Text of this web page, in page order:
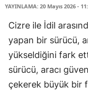
YAYINLAMA: 20 Mayıs 2026 -
Cizre ile İdil
yapan bir sürücü,
yükseldiğini fark
sürücü, aracı
çekerek büyük bir